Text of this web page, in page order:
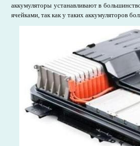
аккумуляторы устанавливают в
ячейками, так как у таких аккумуляторов